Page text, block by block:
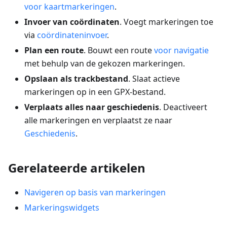
voor kaartmarkeringen.
Invoer van coördinaten. Voegt markeringen toe
via coördinateninvoer.
Plan een route. Bouwt een routevoor navigatie
met behulp van de gekozen markeringen.
Opslaan als trackbestand. Slaat actieve
markeringen op in een GPX-bestand.
Verplaats alles naar geschiedenis. Deactiveert
alle markeringen en verplaatst ze naar
Geschiedenis.
Gerelateerde artikelen
Navigeren op basis van markeringen
Markeringswidgets